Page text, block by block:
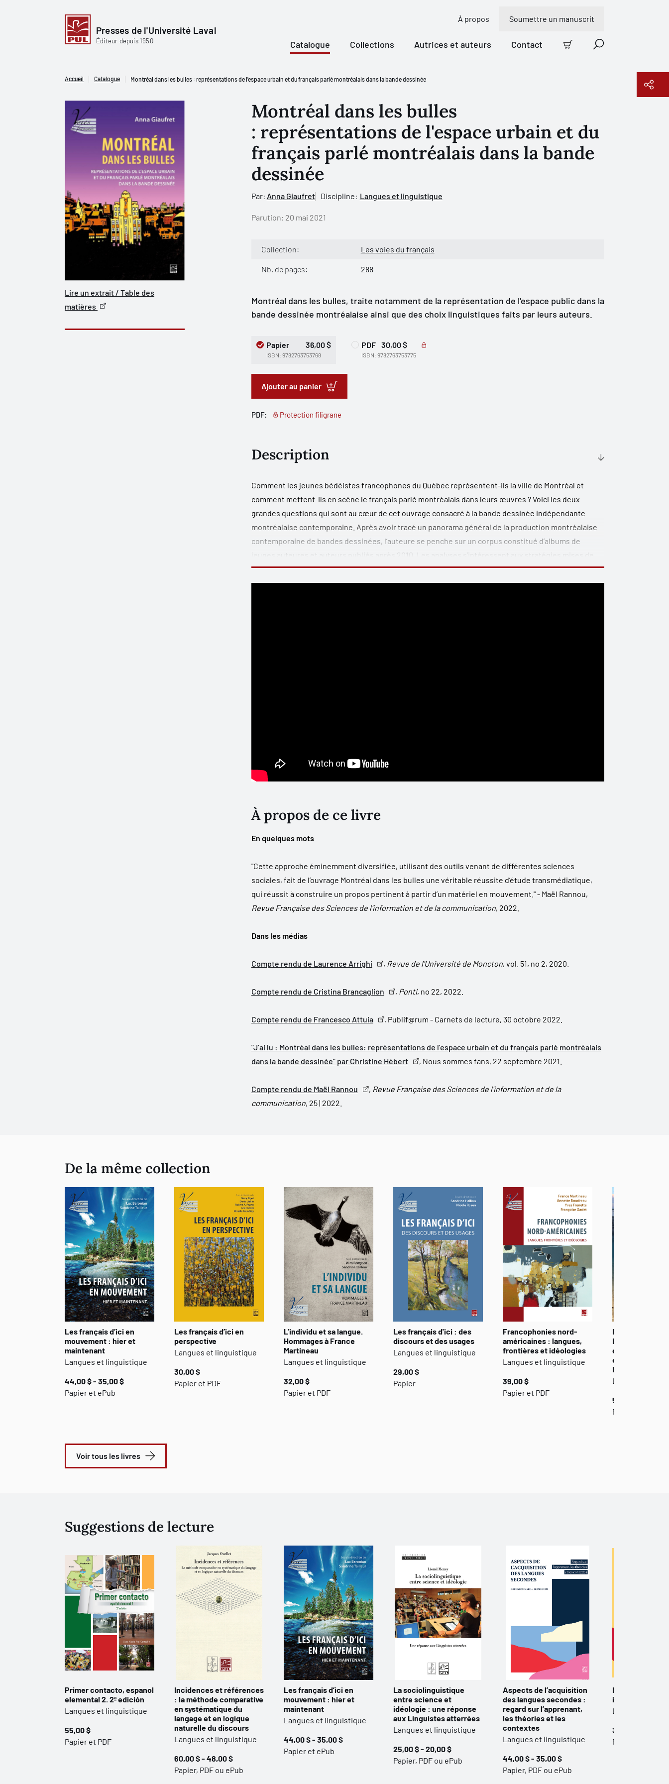
Presses de l'Université Laval
Éditeur depuis 1950
À propos Soumettre un manuscrit
Catalogue Collections Autrices et auteurs Contact
Panier Recherche
Accueil Catalogue Montréal dans les bulles : représentations de l'espace urbain et du français parlé montréalais dans la bande dessinée
Lire un extrait / Table des
matières
Montréal dans les bulles
: représentations de l'espace urbain et du
français parlé montréalais dans la bande
dessinée
Par: Anna Giaufret Discipline: Langues et linguistique
Parution: 20 mai 2021
Collection: Les voies du français
Nb. de pages: 288
Montréal dans les bulles, traite notamment de la représentation de l'espace public dans la
bande dessinée montréalaise ainsi que des choix linguistiques faits par leurs auteurs.
Papier 36,00 $
ISBN: 9782763753768
PDF 30,00 $
ISBN: 9782763753775
Ajouter au panier
PDF: Protection filigrane
Description
Comment les jeunes bédéistes francophones du Québec représentent-ils la ville de Montréal et
comment mettent-ils en scène le français parlé montréalais dans leurs œuvres ? Voici les deux
grandes questions qui sont au cœur de cet ouvrage consacré à la bande dessinée indépendante
montréalaise contemporaine. Après avoir tracé un panorama général de la production montréalaise
contemporaine de bandes dessinées, l’auteure se penche sur un corpus constitué d’albums de
jeunes auteures et auteurs publiés après 2010. Les analyses s’intéressent aux stratégies mises de
l’avant par les bédéistes pour représenter les divers espaces urbains montréalais ainsi qu’aux
particularités – lexicales, syntaxiques et néographiques – de la langue que ces auteurs choisissent de
À propos de ce livre
En quelques mots
"Cette approche éminemment diversifiée, utilisant des outils venant de différentes sciences
sociales, fait de l’ouvrage Montréal dans les bulles une véritable réussite d’étude transmédiatique,
qui réussit à construire un propos pertinent à partir d’un matériel en mouvement." - Maël Rannou,
Revue Française des Sciences de l'information et de la communication, 2022.
Dans les médias
Compte rendu de Laurence Arrighi , Revue de l'Université de Moncton, vol. 51, no 2, 2020.
Compte rendu de Cristina Brancaglion , Ponti, no 22, 2022.
Compte rendu de Francesco Attuia , Publif@rum - Carnets de lecture, 30 octobre 2022.
"J’ai lu : Montréal dans les bulles: représentations de l’espace urbain et du français parlé montréalais
dans la bande dessinée" par Christine Hébert
, Nous sommes fans, 22 septembre 2021.
Compte rendu de Maël Rannou , Revue Française des Sciences de l'information et de la
communication, 25 | 2022.
De la même collection
Les français d’ici en
mouvement : hier et
maintenant
Langues et linguistique
44,00 $ - 35,00 $
Papier et ePub
Les français d’ici en
perspective
Langues et linguistique
30,00 $
Papier et PDF
L’individu et sa langue.
Hommages à France
Martineau
Langues et linguistique
32,00 $
Papier et PDF
Les français d'ici : des
discours et des usages
Langues et linguistique
29,00 $
Papier
Francophonies nord-
américaines : langues,
frontières et idéologies
Langues et linguistique
39,00 $
Papier et PDF
Les Voyages
Morin,
canadien-
établi par
Martineau
Langues et
50,00 $
Papier et PDF
Voir tous les livres
Suggestions de lecture
Primer contacto, espanol
elemental 2. 2ª edición
Langues et linguistique
55,00 $
Papier et PDF
Incidences et références
: la méthode comparative
en systématique du
langage et en logique
naturelle du discours
Langues et linguistique
60,00 $ - 48,00 $
Papier, PDF ou ePub
Les français d’ici en
mouvement : hier et
maintenant
Langues et linguistique
44,00 $ - 35,00 $
Papier et ePub
La sociolinguistique
entre science et
idéologie : une réponse
aux Linguistes atterrées
Langues et linguistique
25,00 $ - 20,00 $
Papier, PDF ou ePub
Aspects de l’acquisition
des langues secondes :
regard sur l’apprenant,
les théories et les
contextes
Langues et linguistique
44,00 $ - 35,00 $
Papier, PDF ou ePub
La phonétique :
introduction
Langues et
39,00 $ - 31,00 $
Papier et PDF